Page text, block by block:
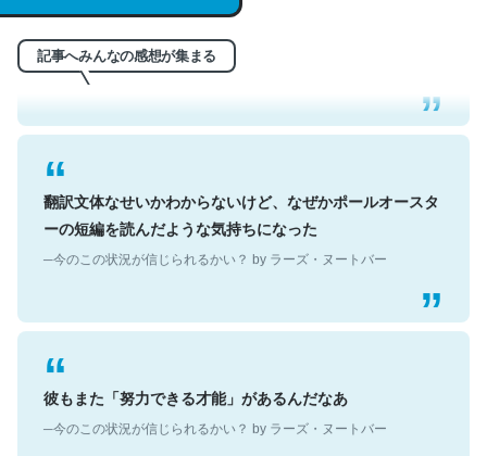
記事へみんなの感想が集まる
れ好き。Let’s Fucking Go. Then Covid hit. Shit.
─今のこの状況が信じられるかい？ by ラーズ・ヌートバー
翻訳文体なせいかわからないけど、なぜかポールオースタ
ーの短編を読んだような気持ちになった
─今のこの状況が信じられるかい？ by ラーズ・ヌートバー
彼もまた「努力できる才能」があるんだなあ
─今のこの状況が信じられるかい？ by ラーズ・ヌートバー